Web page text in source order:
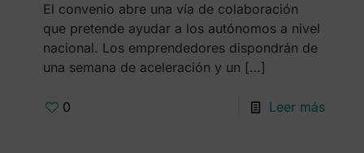
El convenio abre una vía de colaboración
que pretende ayudar a los autónomos a nivel
nacional. Los emprendedores dispondrán de
una semana de aceleración y un […]
0 Leer más